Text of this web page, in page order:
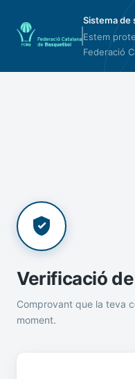
Sistema de
Estem
Federació
Verificació
Comprovant que la teva
moment.